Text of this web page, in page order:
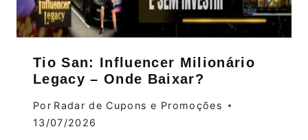
Tio San: Influencer Milionário
Legacy – Onde Baixar?
Por Radar de Cupons e Promoções
13/07/2026